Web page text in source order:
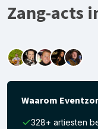
Zang-acts
Waarom
328+ artiesten